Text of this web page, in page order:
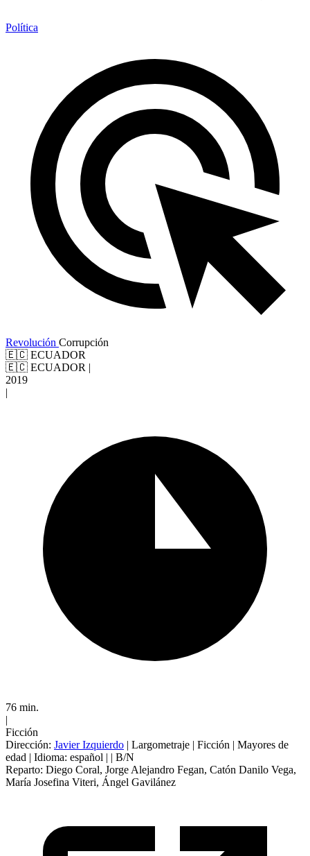
Política
Revolución Corrupción
🇪🇨 ECUADOR
🇪🇨 ECUADOR |
2019
|
76 min.
|
Ficción
Dirección: Javier Izquierdo | Largometraje | Ficción | Mayores de
edad | Idioma: español | | B/N
Reparto: Diego Coral, Jorge Alejandro Fegan, Catón Danilo Vega,
María Josefina Viteri, Ángel Gavilánez